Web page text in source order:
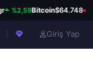
%2,59Bitcoin$64.748
Giriş Yap